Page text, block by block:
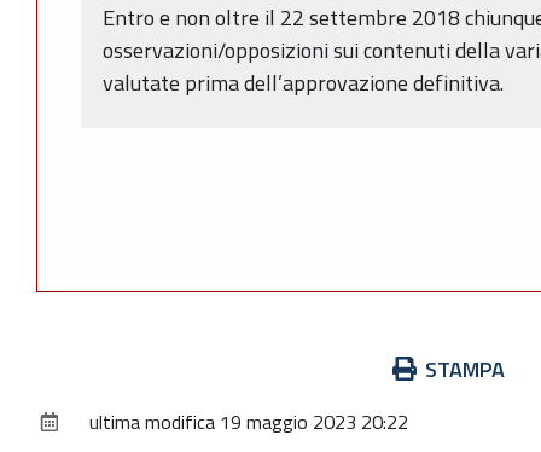
Entro e non oltre il 22 settembre 2018
osservazioni/opposizioni sui contenuti della
valutate prima dell’approvazione definitiva.
documento
STAMPA
ultima modifica 19 maggio 2023 20:22